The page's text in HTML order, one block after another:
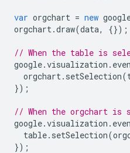
var orgchart = new
orgchart.draw(data, {});
// When the table is
google.visualization .
orgchart. setSelection(
});
// When the orgchart is
google.visualization .
table. setSelection(
});